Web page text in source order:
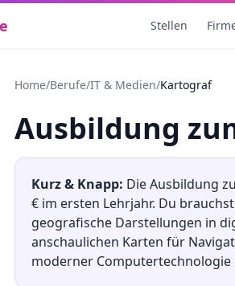
Stellen
Home/Berufe/IT & Medien/Kartograf
Ausbildung
Kurz & Knapp: Die Ausbildung
€ im ersten Lehrjahr. Du
geografische Darstellungen in
anschaulichen Karten für
moderner Computertechnologie